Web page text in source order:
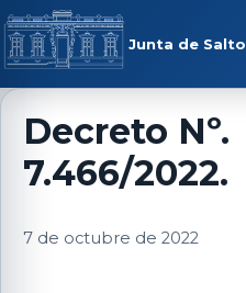
Saltar al contenido
Junta de Salto
menú
Decreto Nº.
7.466/2022.
7 de octubre de 2022